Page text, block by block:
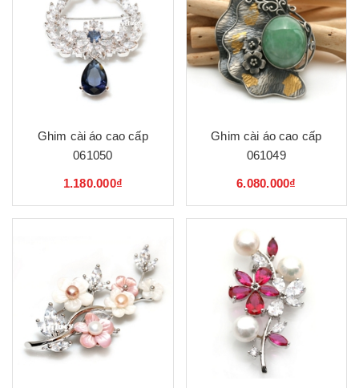
Ghim cài áo cao cấp
061050
1.180.000₫
Ghim cài áo cao cấp
061049
6.080.000₫